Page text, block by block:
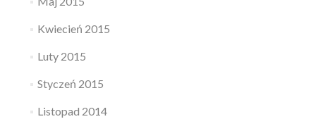
Kwiecień 2015
Luty 2015
Styczeń 2015
Listopad 2014